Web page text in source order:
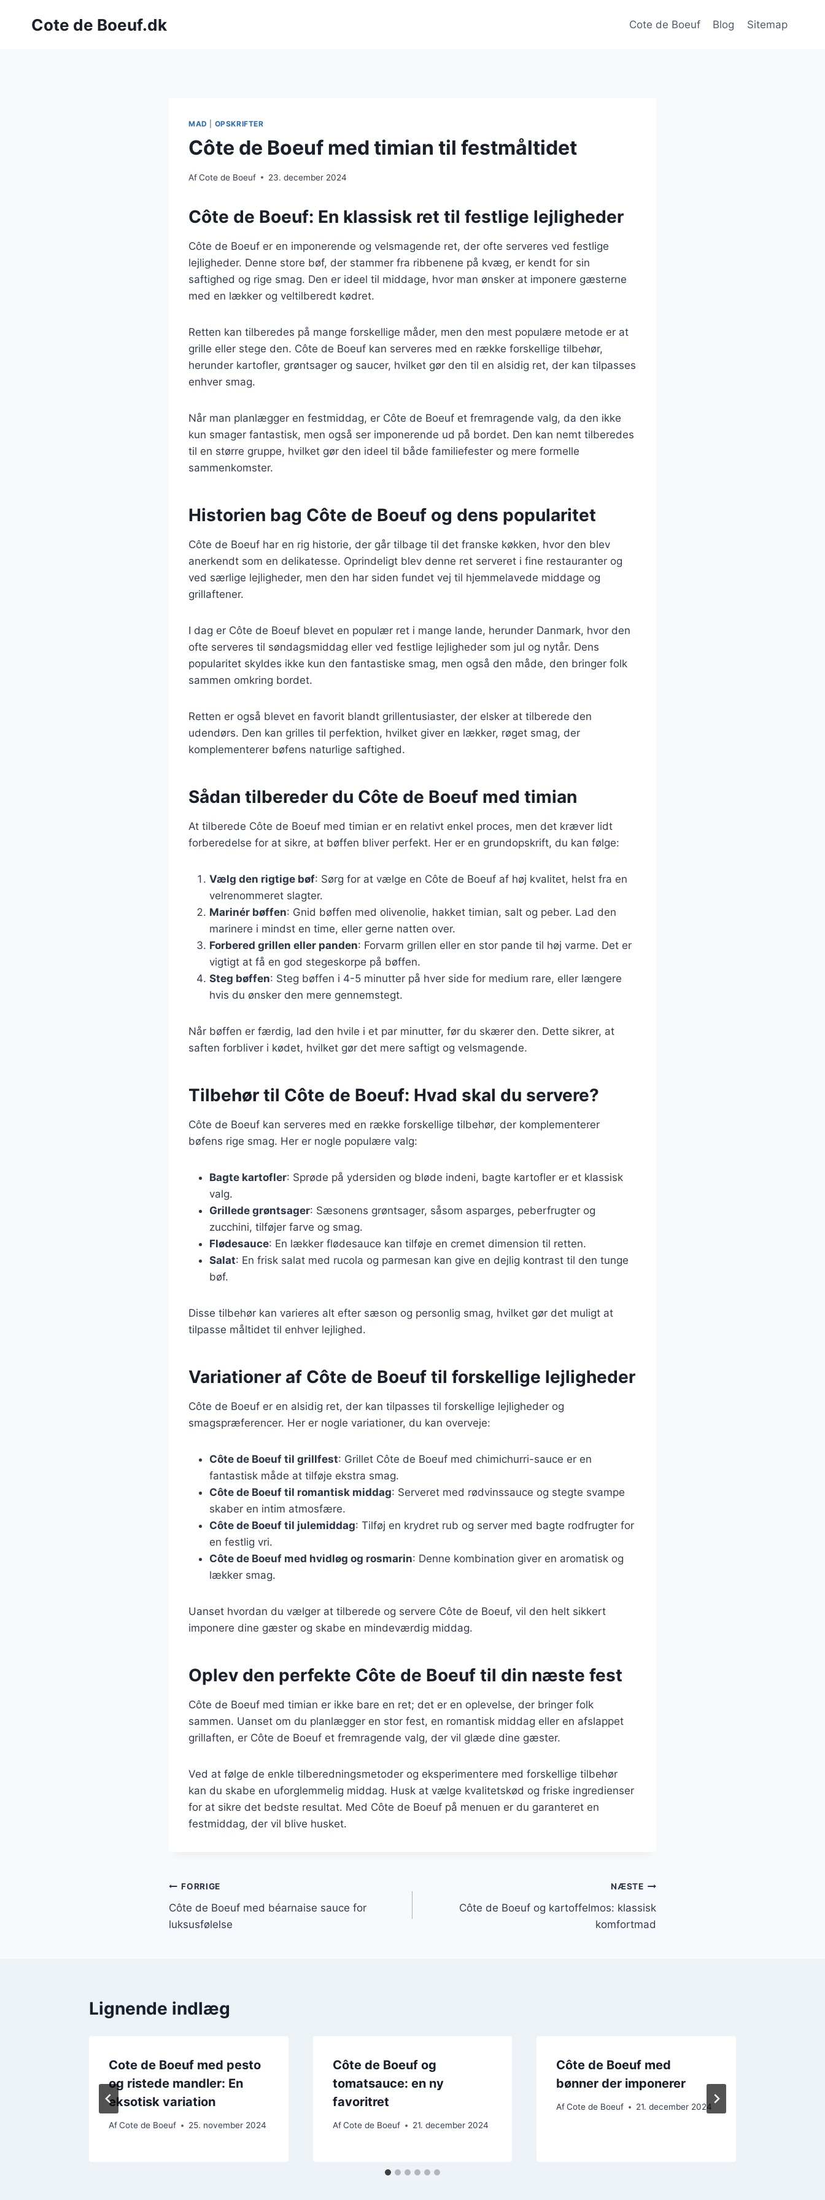
Cote de Boeuf.dk Cote de Boeuf Blog Sitemap
MAD OPSKRIFTER
Côte de Boeuf med timian til festmåltidet
AfCote de Boeuf 23. december 2024
Côte de Boeuf: En klassisk ret til festlige lejligheder
Côte de Boeuf er en imponerende og velsmagende ret, der ofte serveres ved festlige
lejligheder. Denne store bøf, der stammer fra ribbenene på kvæg, er kendt for sin
saftighed og rige smag. Den er ideel til middage, hvor man ønsker at imponere gæsterne
med en lækker og veltilberedt kødret.
Retten kan tilberedes på mange forskellige måder, men den mest populære metode er at
grille eller stege den. Côte de Boeuf kan serveres med en række forskellige tilbehør,
herunder kartofler, grøntsager og saucer, hvilket gør den til en alsidig ret, der kan tilpasses
enhver smag.
Når man planlægger en festmiddag, er Côte de Boeuf et fremragende valg, da den ikke
kun smager fantastisk, men også ser imponerende ud på bordet. Den kan nemt tilberedes
til en større gruppe, hvilket gør den ideel til både familiefester og mere formelle
sammenkomster.
Historien bag Côte de Boeuf og dens popularitet
Côte de Boeuf har en rig historie, der går tilbage til det franske køkken, hvor den blev
anerkendt som en delikatesse. Oprindeligt blev denne ret serveret i fine restauranter og
ved særlige lejligheder, men den har siden fundet vej til hjemmelavede middage og
grillaftener.
I dag er Côte de Boeuf blevet en populær ret i mange lande, herunder Danmark, hvor den
ofte serveres til søndagsmiddag eller ved festlige lejligheder som jul og nytår. Dens
popularitet skyldes ikke kun den fantastiske smag, men også den måde, den bringer folk
sammen omkring bordet.
Retten er også blevet en favorit blandt grillentusiaster, der elsker at tilberede den
udendørs. Den kan grilles til perfektion, hvilket giver en lækker, røget smag, der
komplementerer bøfens naturlige saftighed.
Sådan tilbereder du Côte de Boeuf med timian
At tilberede Côte de Boeuf med timian er en relativt enkel proces, men det kræver lidt
forberedelse for at sikre, at bøffen bliver perfekt. Her er en grundopskrift, du kan følge:
Vælg den rigtige bøf: Sørg for at vælge en Côte de Boeuf af høj kvalitet, helst fra en
velrenommeret slagter.
Marinér bøffen: Gnid bøffen med olivenolie, hakket timian, salt og peber. Lad den
marinere i mindst en time, eller gerne natten over.
Forbered grillen eller panden: Forvarm grillen eller en stor pande til høj varme. Det er
vigtigt at få en god stegeskorpe på bøffen.
Steg bøffen: Steg bøffen i 4-5 minutter på hver side for medium rare, eller længere
hvis du ønsker den mere gennemstegt.
Når bøffen er færdig, lad den hvile i et par minutter, før du skærer den. Dette sikrer, at
saften forbliver i kødet, hvilket gør det mere saftigt og velsmagende.
Tilbehør til Côte de Boeuf: Hvad skal du servere?
Côte de Boeuf kan serveres med en række forskellige tilbehør, der komplementerer
bøfens rige smag. Her er nogle populære valg:
Bagte kartofler: Sprøde på ydersiden og bløde indeni, bagte kartofler er et klassisk
valg.
Grillede grøntsager: Sæsonens grøntsager, såsom asparges, peberfrugter og
zucchini, tilføjer farve og smag.
Flødesauce: En lækker flødesauce kan tilføje en cremet dimension til retten.
Salat: En frisk salat med rucola og parmesan kan give en dejlig kontrast til den tunge
bøf.
Disse tilbehør kan varieres alt efter sæson og personlig smag, hvilket gør det muligt at
tilpasse måltidet til enhver lejlighed.
Variationer af Côte de Boeuf til forskellige lejligheder
Côte de Boeuf er en alsidig ret, der kan tilpasses til forskellige lejligheder og
smagspræferencer. Her er nogle variationer, du kan overveje:
Côte de Boeuf til grillfest: Grillet Côte de Boeuf med chimichurri-sauce er en
fantastisk måde at tilføje ekstra smag.
Côte de Boeuf til romantisk middag: Serveret med rødvinssauce og stegte svampe
skaber en intim atmosfære.
Côte de Boeuf til julemiddag: Tilføj en krydret rub og server med bagte rodfrugter for
en festlig vri.
Côte de Boeuf med hvidløg og rosmarin: Denne kombination giver en aromatisk og
lækker smag.
Uanset hvordan du vælger at tilberede og servere Côte de Boeuf, vil den helt sikkert
imponere dine gæster og skabe en mindeværdig middag.
Oplev den perfekte Côte de Boeuf til din næste fest
Côte de Boeuf med timian er ikke bare en ret; det er en oplevelse, der bringer folk
sammen. Uanset om du planlægger en stor fest, en romantisk middag eller en afslappet
grillaften, er Côte de Boeuf et fremragende valg, der vil glæde dine gæster.
Ved at følge de enkle tilberedningsmetoder og eksperimentere med forskellige tilbehør
kan du skabe en uforglemmelig middag. Husk at vælge kvalitetskød og friske ingredienser
for at sikre det bedste resultat. Med Côte de Boeuf på menuen er du garanteret en
festmiddag, der vil blive husket.
Indlægsnavigation
FORRIGE
Côte de Boeuf med béarnaise sauce for
luksusfølelse
NÆSTE
Côte de Boeuf og kartoffelmos: klassisk
komfortmad
Lignende indlæg
Cote de Boeuf med pesto
og ristede mandler: En
eksotisk variation
AfCote de Boeuf 25. november 2024
Côte de Boeuf og
tomatsauce: en ny
favoritret
Af Cote de Boeuf 21. december 2024
Côte de Boeuf med
bønner der imponerer
Af Cote de Boeuf 21. december 2024